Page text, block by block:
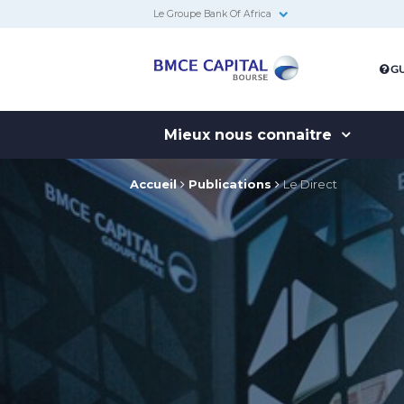
Le Groupe Bank Of Africa
Bourse
Mieux nous connaitre
Accueil Publications Le Direct